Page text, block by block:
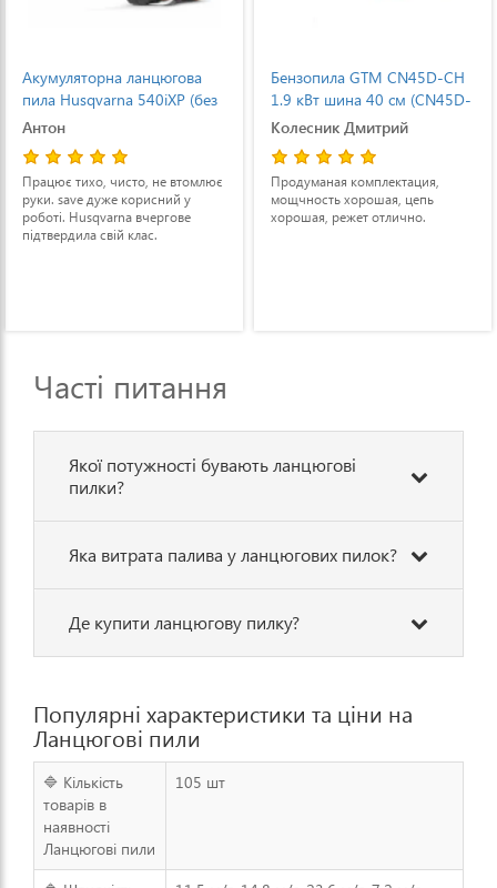
Бензопила GTM CN45D-CH
1.9 кВт шина 40 см (CN45D-
CH)
Колесник Дмитрий
Продуманая комплектация,
мощчность хорошая, цепь
хорошая, режет отлично.
Бензопила ECHO CS-
2511TES 1.1 кВт, 25 см
2511TES)
Александр
Работал с 2005 года разными
бензопилами. Мини- пилы
мак и Штиль тоже быстрые, но
Часті питання
Якої потужності бувають ланцюгові
пилки?
Яка витрата палива у ланцюгових пилок?
Де купити ланцюгову пилку?
Популярні характеристики та ціни на
Ланцюгові пили
🔷 Кількість
товарів в
наявності
Ланцюгові пили
105 шт